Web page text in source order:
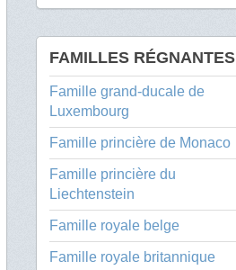
FAMILLES RÉGNANTES
Famille grand-ducale de
Luxembourg
Famille princière de Monaco
Famille princière du
Liechtenstein
Famille royale belge
Famille royale britannique